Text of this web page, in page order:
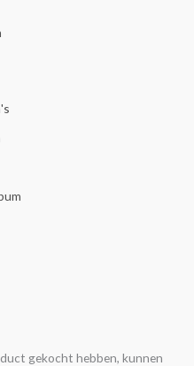
gekocht hebben, kunnen